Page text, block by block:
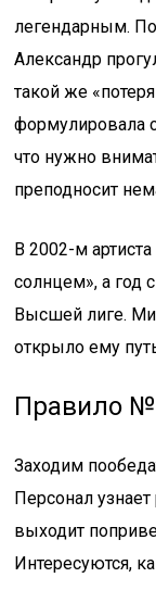
легендарным.
Александр
такой же
формулировала
что нужно
преподносит
В 2002-м
солнцем», а год
Высшей лиге.
открыло ему
Правило
Заходим
Персонал
выходит
Интересуются,